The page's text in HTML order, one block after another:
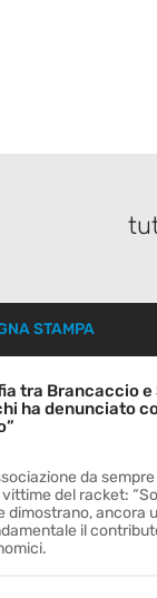
STAMPA
tra Brancaccio e
ha denunciato
da
del racket:
dimostrano, ancora
il